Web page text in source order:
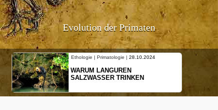
Evolution der Primaten
Ethologie | Primatologie | 28.10.2024
WARUM LANGUREN
SALZWASSER TRINKEN